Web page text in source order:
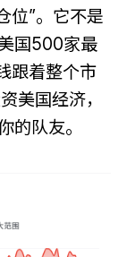
位”。它不是
国500家最
跟着整个市
美国经济，
的队友。